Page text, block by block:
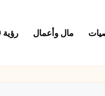
مال وأعمال رؤية 2030